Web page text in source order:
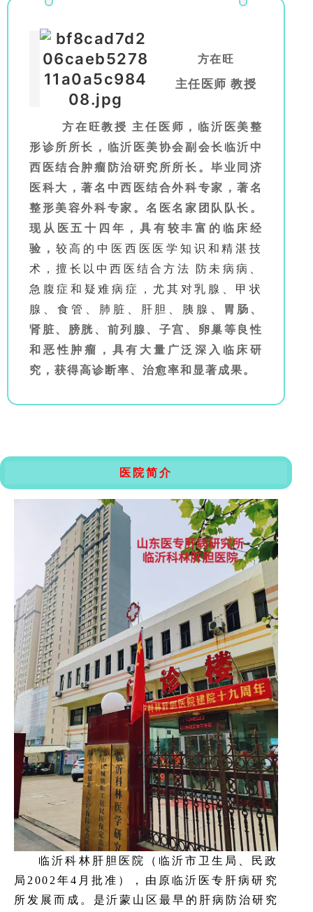
方在旺
主任医师 教授
方在旺教授 主任医师，临沂医美整
形诊所所长，临沂医美协会副会长临沂中
西医结合肿瘤防治研究所所长。毕业同济
医科大，著名中西医结合外科专家，著名
整形美容外科专家。名医名家团队队长。
现从医五十四年，具有较丰富的临床经
验， 较高的中医西医医学知识和精湛技
术，擅长以中西医结合方法 防未病病、
急腹症和疑难病症，尤其对乳腺、甲状
腺、食管、肺脏、肝胆、胰腺 、胃肠、
肾脏、膀胱、前列腺、子宫、卵巢等良性
和恶性肿瘤，具有大量广泛深入临床研
究，获得高诊断率、治愈率和显著成果。
医院简介
临沂科林肝胆医院（临沂市卫生局、民政
局2002年4月批准），由原临沂医专肝病研究
所发展而成。是沂蒙山区最早的肝病防治研究